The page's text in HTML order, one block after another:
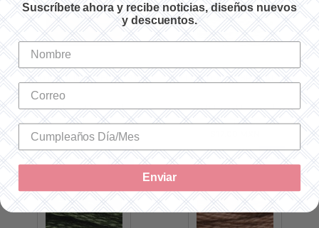
HILO MOULINÉ SPÉCIAL 918
Cantidad utilizada: 1
SKU: 117918
$17.00 MXN
- +
HILO MOULINÉ SPÉCIAL 522
Cantidad utilizada: 1
SKU: 117522
+
Suscríbete ahora y recibe noticias, diseños nuevos
y descuentos.
Enviar